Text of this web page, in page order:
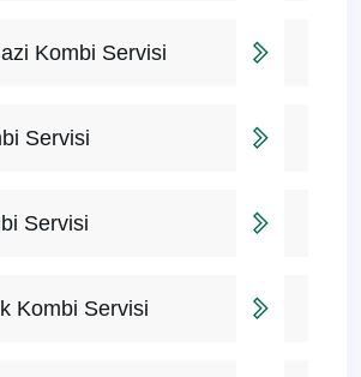
Kombi Servisi
Servisi
Servisi
Kombi Servisi